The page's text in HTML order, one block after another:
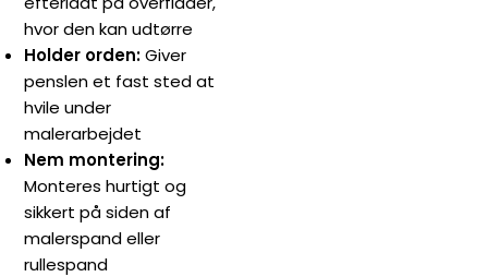
hvor den kan udtørre
Holder orden:Giver
penslen et fast sted at
hvile under
malerarbejdet
Nem montering:
Monteres hurtigt og
sikkert på siden af
malerspand eller
rullespand